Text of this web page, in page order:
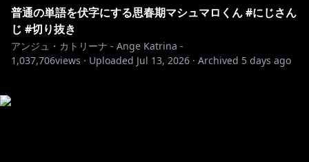
普通の単語を伏字にする思春期マシュマロくん #にじさん
じ #切り抜き
アンジュ・カトリーナ - Ange Katrina -
1,037,706views · Uploaded Jul 13, 2026 · Archived 5 days ago